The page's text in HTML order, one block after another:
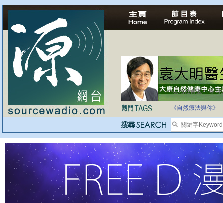
法治社會並不等同
《自然療法與你》